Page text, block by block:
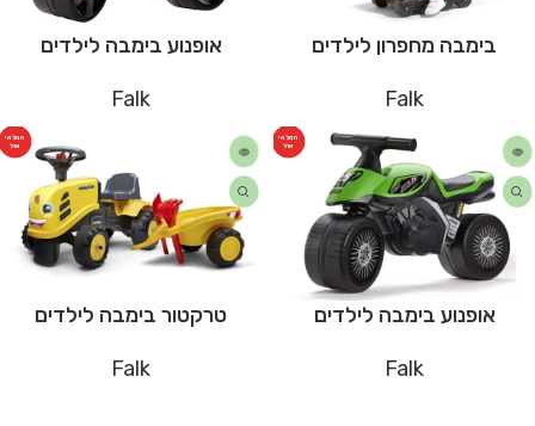
בימבה מחפרון לילדים
Falk
אופנוע בימבה לילדים
Falk
המלאי
אזל
אופנוע בימבה לילדים
Falk
המלאי
אזל
טרקטור בימבה לילדים
Falk